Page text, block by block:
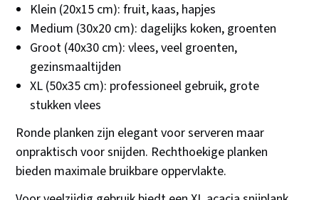
Klein (20x15 cm): fruit, kaas, hapjes
Medium (30x20 cm): dagelijks koken, groenten
Groot (40x30 cm): vlees, veel groenten,
gezinsmaaltijden
XL (50x35 cm): professioneel gebruik, grote
stukken vlees
Ronde planken zijn elegant voor serveren maar
onpraktisch voor snijden. Rechthoekige planken
bieden maximale bruikbare oppervlakte.